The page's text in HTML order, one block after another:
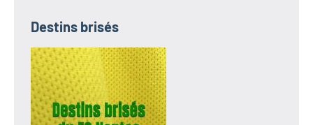
Destins brisés